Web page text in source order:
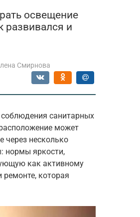
освещение
развивался и
Смирнова
соблюдения санитарных
может
через несколько
нормы яркости,
как активному
которая